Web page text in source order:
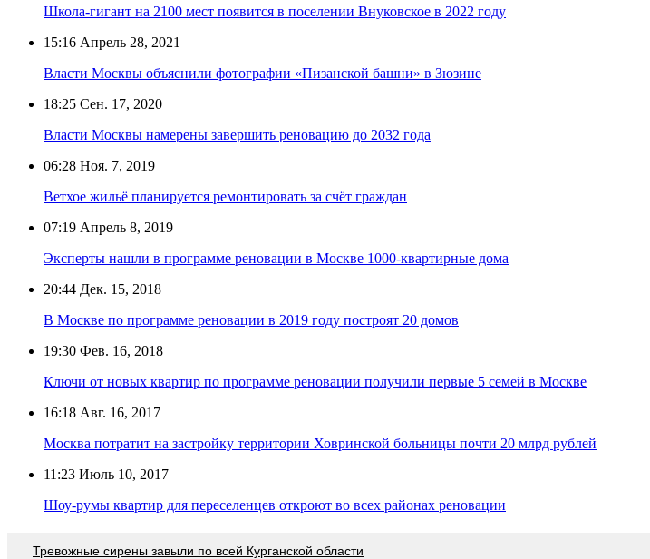
Школа-гигант на 2100 мест появится в поселении Внуковское в 2022 году
15:16 Апрель 28, 2021
Власти Москвы объяснили фотографии «Пизанской башни» в Зюзине
18:25 Сен. 17, 2020
Власти Москвы намерены завершить реновацию до 2032 года
06:28 Ноя. 7, 2019
Ветхое жильё планируется ремонтировать за счёт граждан
07:19 Апрель 8, 2019
Эксперты нашли в программе реновации в Москве 1000-квартирные дома
20:44 Дек. 15, 2018
В Москве по программе реновации в 2019 году построят 20 домов
19:30 Фев. 16, 2018
Ключи от новых квартир по программе реновации получили первые 5 семей в Москве
16:18 Авг. 16, 2017
Москва потратит на застройку территории Ховринской больницы почти 20 млрд рублей
11:23 Июль 10, 2017
Шоу-румы квартир для переселенцев откроют во всех районах реновации
Тревожные сирены завыли по всей Курганской области